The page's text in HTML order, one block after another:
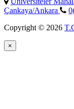
Çankaya/Ankara
Copyright © 2026
×